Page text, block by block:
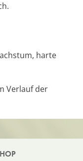
harte
Verlauf der